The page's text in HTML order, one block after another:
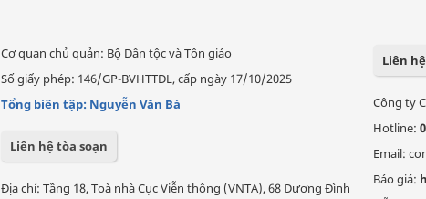
Cơ quan chủ quản: Bộ Dân tộc và Tôn giáo
Số giấy phép: 146/GP-BVHTTDL, cấp ngày 17/10/2025
Tổng biên tập: Nguyễn Văn Bá
Liên hệ tòa soạn
Địa chỉ: Tầng 18, Toà nhà Cục Viễn thông (VNTA), 68 Dương Đình
Liên
Công ty
Hotline:
Email:
Báo giá: